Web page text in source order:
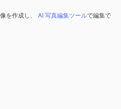
を作成し、 AI 写真編集ツールで編集で